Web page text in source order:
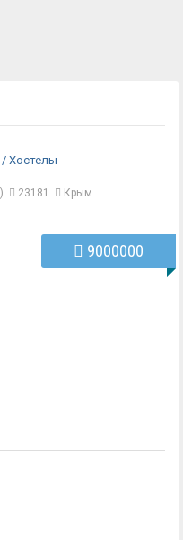
/ Хостелы
23181 Крым
9000000